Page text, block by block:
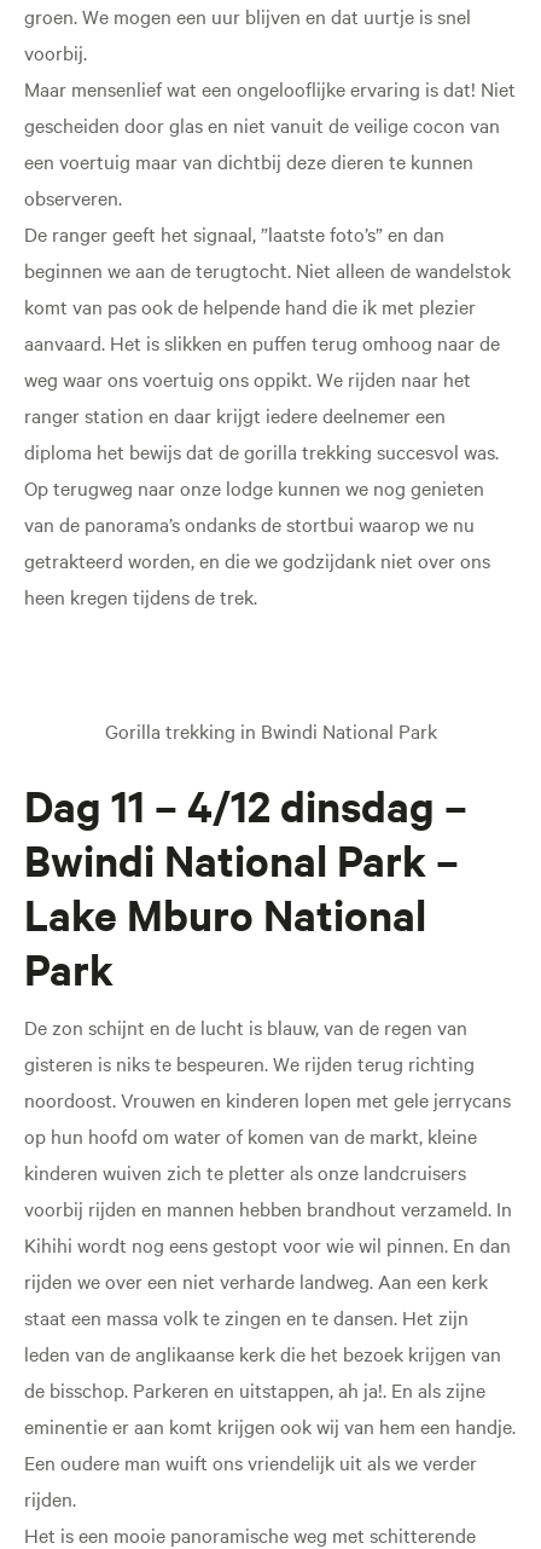
groen. We mogen een uur blijven en dat uurtje is snel
voorbij.
Maar mensenlief wat een ongelooflijke ervaring is dat! Niet
gescheiden door glas en niet vanuit de veilige cocon van
een voertuig maar van dichtbij deze dieren te kunnen
observeren.
De ranger geeft het signaal, ”laatste foto’s” en dan
beginnen we aan de terugtocht. Niet alleen de wandelstok
komt van pas ook de helpende hand die ik met plezier
aanvaard. Het is slikken en puffen terug omhoog naar de
weg waar ons voertuig ons oppikt. We rijden naar het
ranger station en daar krijgt iedere deelnemer een
diploma het bewijs dat de gorilla trekking succesvol was.
Op terugweg naar onze lodge kunnen we nog genieten
van de panorama’s ondanks de stortbui waarop we nu
getrakteerd worden, en die we godzijdank niet over ons
heen kregen tijdens de trek.
Gorilla trekking in Bwindi National Park
Dag 11 – 4/12 dinsdag –
Bwindi National Park –
Lake Mburo National
Park
De zon schijnt en de lucht is blauw, van de regen van
gisteren is niks te bespeuren. We rijden terug richting
noordoost. Vrouwen en kinderen lopen met gele jerrycans
op hun hoofd om water of komen van de markt, kleine
kinderen wuiven zich te pletter als onze landcruisers
voorbij rijden en mannen hebben brandhout verzameld. In
Kihihi wordt nog eens gestopt voor wie wil pinnen. En dan
rijden we over een niet verharde landweg. Aan een kerk
staat een massa volk te zingen en te dansen. Het zijn
leden van de anglikaanse kerk die het bezoek krijgen van
de bisschop. Parkeren en uitstappen, ah ja!. En als zijne
eminentie er aan komt krijgen ook wij van hem een handje.
Een oudere man wuift ons vriendelijk uit als we verder
rijden.
Het is een mooie panoramische weg met schitterende